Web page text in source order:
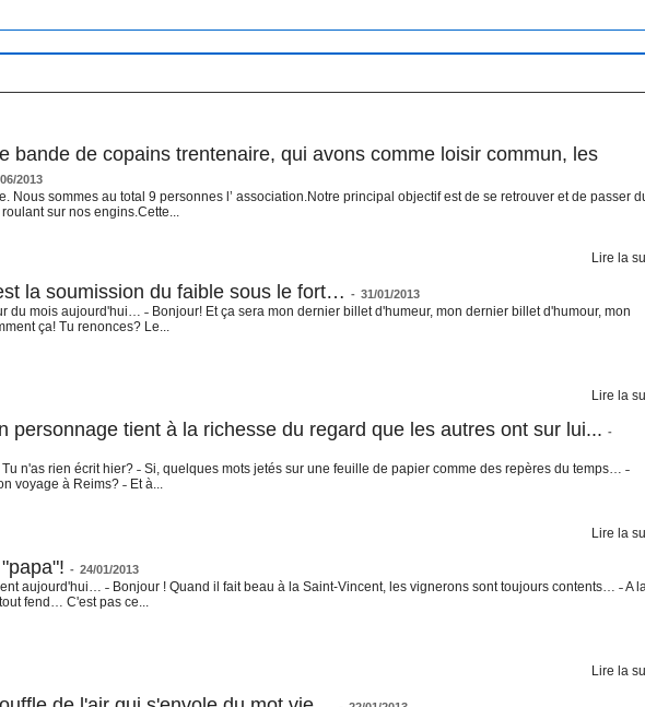
bande de copains trentenaire, qui avons comme loisir commun, les
2013
Nous sommes au total 9 personnes l’ association.Notre principal objectif est de se retrouver et de passer
sur nos engins.Cette...
Lire la
la soumission du faible sous le fort… - 31/01/2013
du mois aujourd'hui… ˗ Bonjour! Et ça sera mon dernier billet d'humeur, mon dernier billet d'humour, mon
ça! Tu renonces? Le...
Lire la
personnage tient à la richesse du regard que les autres ont sur lui... -
n'as rien écrit hier? ˗ Si, quelques mots jetés sur une feuille de papier comme des repères du temps… ˗
voyage à Reims? ˗ Et à...
Lire la
- 24/01/2013
aujourd'hui… ˗ Bonjour ! Quand il fait beau à la Saint-Vincent, les vignerons sont toujours contents… ˗ A
fend… C'est pas ce...
Lire la